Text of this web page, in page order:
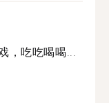
，吃吃喝喝...